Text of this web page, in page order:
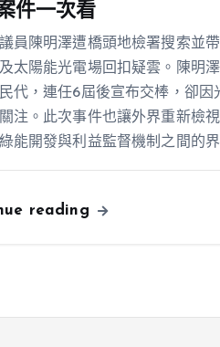
件一次看
員陳明澤遭橋頭地檢署搜索並帶
太陽能光電場回扣疑雲。陳明
代，連任6屆後宣布交棒，卻因
注。此次事件也讓外界重新檢
能開發與利益監督機制之間的界
reading